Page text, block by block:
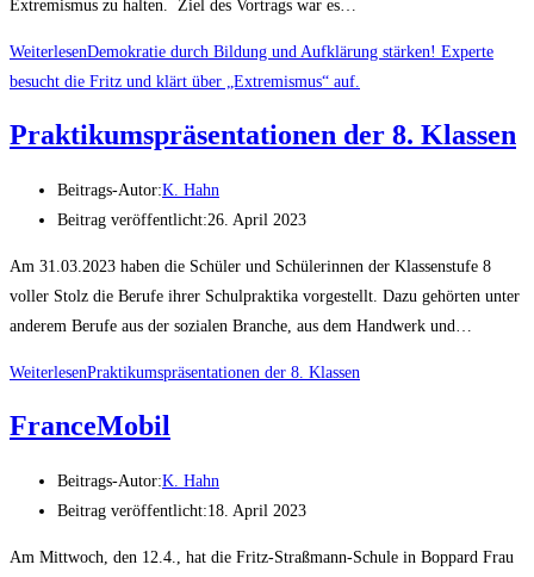
Extremismus zu halten. Ziel des Vortrags war es…
WeiterlesenDemokratie durch Bildung und Aufklärung stärken! Experte
besucht die Fritz und klärt über „Extremismus“ auf.
Praktikumspräsentationen der 8. Klassen
Beitrags-Autor:K. Hahn
Beitrag veröffentlicht:26. April 2023
Am 31.03.2023 haben die Schüler und Schülerinnen der Klassenstufe 8
voller Stolz die Berufe ihrer Schulpraktika vorgestellt. Dazu gehörten unter
anderem Berufe aus der sozialen Branche, aus dem Handwerk und…
WeiterlesenPraktikumspräsentationen der 8. Klassen
FranceMobil
Beitrags-Autor:K. Hahn
Beitrag veröffentlicht:18. April 2023
Am Mittwoch, den 12.4., hat die Fritz-Straßmann-Schule in Boppard Frau